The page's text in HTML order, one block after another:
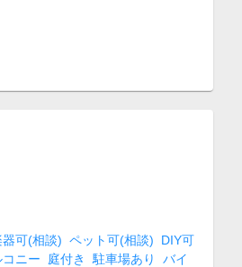
器可(相談) ペット可(相談)
DIY可
ニー 庭付き 駐車場あり バイ